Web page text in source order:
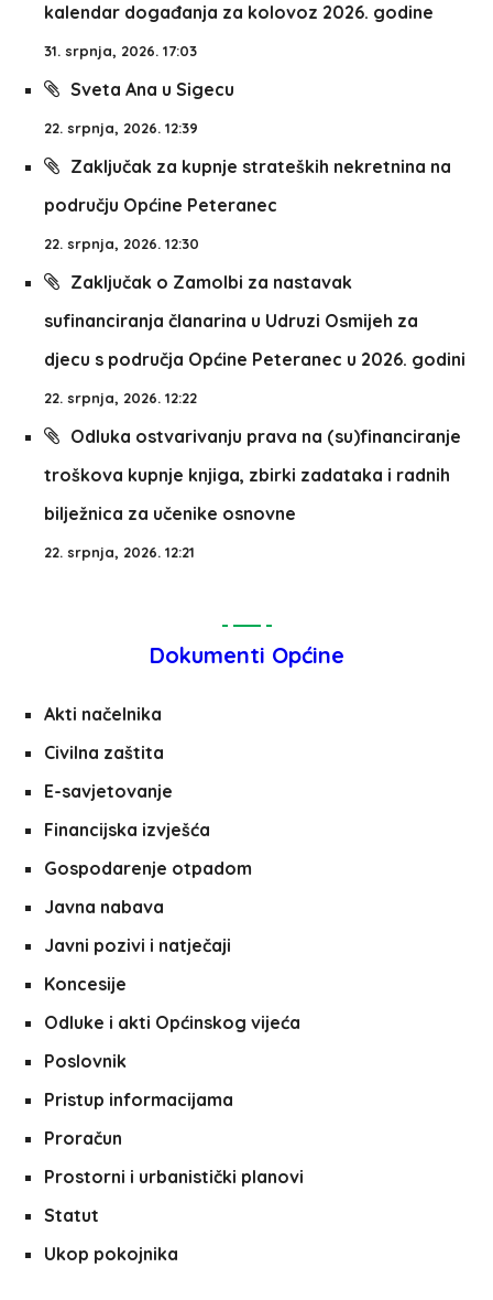
kalendar događanja za kolovoz 2026. godine
31. srpnja, 2026. 17:03
Sveta Ana u Sigecu
22. srpnja, 2026. 12:39
Zaključak za kupnje strateških nekretnina na
području Općine Peteranec
22. srpnja, 2026. 12:30
Zaključak o Zamolbi za nastavak
sufinanciranja članarina u Udruzi Osmijeh za
djecu s područja Općine Peteranec u 2026. godini
22. srpnja, 2026. 12:22
Odluka ostvarivanju prava na (su)financiranje
troškova kupnje knjiga, zbirki zadataka i radnih
bilježnica za učenike osnovne
22. srpnja, 2026. 12:21
Dokumenti Općine
Akti načelnika
Civilna zaštita
E-savjetovanje
Financijska izvješća
Gospodarenje otpadom
Javna nabava
Javni pozivi i natječaji
Koncesije
Odluke i akti Općinskog vijeća
Poslovnik
Pristup informacijama
Proračun
Prostorni i urbanistički planovi
Statut
Ukop pokojnika